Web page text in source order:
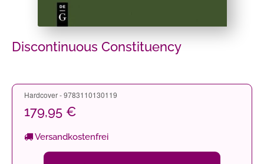
Discontinuous Constituency
Hardcover - 9783110130119
179,95 €
Versandkostenfrei